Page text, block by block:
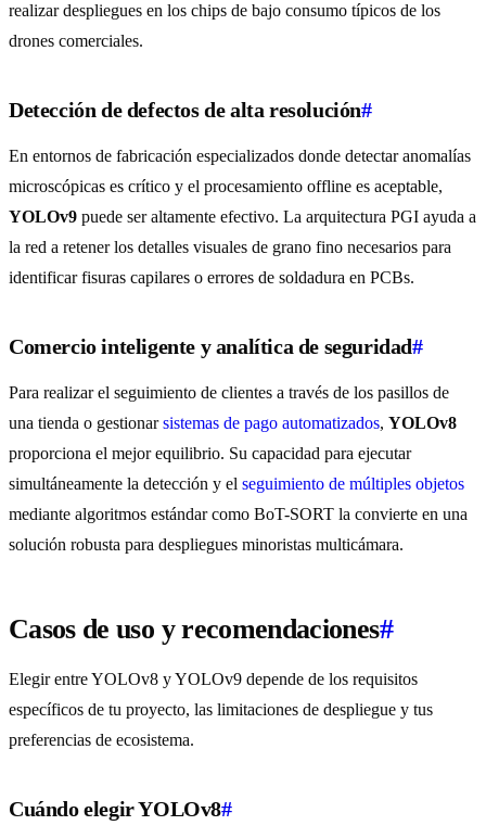
realizar despliegues en los chips de bajo consumo típicos de los
drones comerciales.
Detección de defectos de alta resolución#
En entornos de fabricación especializados donde detectar anomalías
microscópicas es crítico y el procesamiento offline es aceptable,
YOLOv9 puede ser altamente efectivo. La arquitectura PGI ayuda a
la red a retener los detalles visuales de grano fino necesarios para
identificar fisuras capilares o errores de soldadura en PCBs.
Comercio inteligente y analítica de seguridad#
Para realizar el seguimiento de clientes a través de los pasillos de
una tienda o gestionarsistemas de pago automatizados, YOLOv8
proporciona el mejor equilibrio. Su capacidad para ejecutar
simultáneamente la detección y el seguimiento de múltiples objetos
mediante algoritmos estándar como BoT-SORT la convierte en una
solución robusta para despliegues minoristas multicámara.
Casos de uso y recomendaciones#
Elegir entre YOLOv8 y YOLOv9 depende de los requisitos
específicos de tu proyecto, las limitaciones de despliegue y tus
preferencias de ecosistema.
Cuándo elegir YOLOv8#